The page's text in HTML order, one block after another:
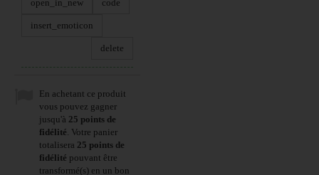
open_in_new code
insert_emoticon
delete
En achetant ce produit
vous pouvez gagner
jusqu'à 25 points de
fidélité. Votre panier
totalisera 25 points de
fidélité pouvant être
transformé(s) en un bon